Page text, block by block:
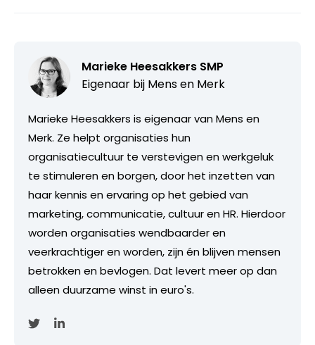
Marieke Heesakkers SMP
Eigenaar bij Mens en Merk
Marieke Heesakkers is eigenaar van Mens en
Merk. Ze helpt organisaties hun
organisatiecultuur te verstevigen en werkgeluk
te stimuleren en borgen, door het inzetten van
haar kennis en ervaring op het gebied van
marketing, communicatie, cultuur en HR. Hierdoor
worden organisaties wendbaarder en
veerkrachtiger en worden, zijn én blijven mensen
betrokken en bevlogen. Dat levert meer op dan
alleen duurzame winst in euro's.